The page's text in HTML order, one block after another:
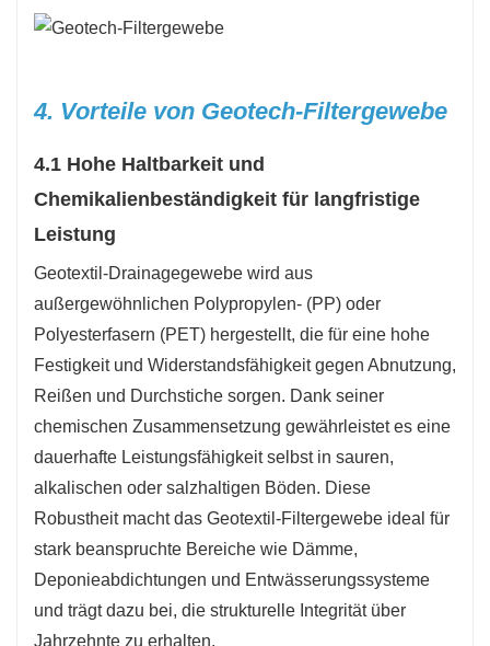
4. Vorteile von Geotech-Filtergewebe
4.1 Hohe Haltbarkeit und
Chemikalienbeständigkeit für langfristige
Leistung
Geotextil-Drainagegewebe wird aus
außergewöhnlichen Polypropylen- (PP) oder
Polyesterfasern (PET) hergestellt, die für eine hohe
Festigkeit und Widerstandsfähigkeit gegen Abnutzung,
Reißen und Durchstiche sorgen. Dank seiner
chemischen Zusammensetzung gewährleistet es eine
dauerhafte Leistungsfähigkeit selbst in sauren,
alkalischen oder salzhaltigen Böden. Diese
Robustheit macht das Geotextil-Filtergewebe ideal für
stark beanspruchte Bereiche wie Dämme,
Deponieabdichtungen und Entwässerungssysteme
und trägt dazu bei, die strukturelle Integrität über
Jahrzehnte zu erhalten.